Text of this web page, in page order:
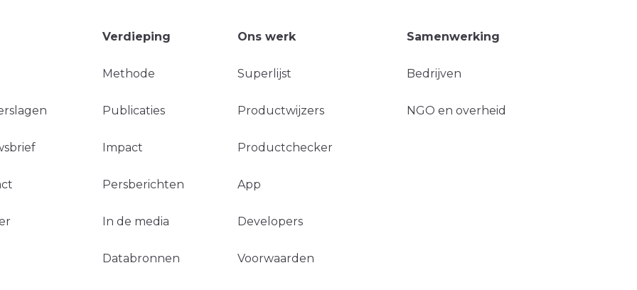
Verdieping
Methode
Publicaties
Impact
Persberichten
In de media
Databronnen
Ons werk
Superlijst
Productwijzers
Productchecker
App
Developers
Voorwaarden
Samenwerking
Bedrijven
NGO en overheid